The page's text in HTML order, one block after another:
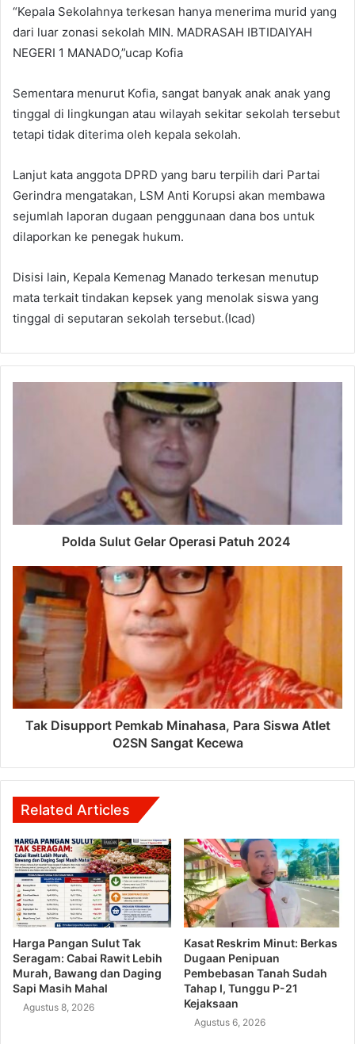
“Kepala Sekolahnya terkesan hanya menerima murid yang
dari luar zonasi sekolah MIN. MADRASAH IBTIDAIYAH
NEGERI 1 MANADO,”ucap Kofia
Sementara menurut Kofia, sangat banyak anak anak yang
tinggal di lingkungan atau wilayah sekitar sekolah tersebut
tetapi tidak diterima oleh kepala sekolah.
Lanjut kata anggota DPRD yang baru terpilih dari Partai
Gerindra mengatakan, LSM Anti Korupsi akan membawa
sejumlah laporan dugaan penggunaan dana bos untuk
dilaporkan ke penegak hukum.
Disisi lain, Kepala Kemenag Manado terkesan menutup
mata terkait tindakan kepsek yang menolak siswa yang
tinggal di seputaran sekolah tersebut.(Icad)
Polda Sulut Gelar Operasi Patuh 2024
Tak Disupport Pemkab Minahasa, Para Siswa Atlet
O2SN Sangat Kecewa
Related Articles
Harga Pangan Sulut Tak
Seragam: Cabai Rawit Lebih
Murah, Bawang dan Daging
Sapi Masih Mahal
Agustus 8, 2026
Kasat Reskrim Minut: Berkas
Dugaan Penipuan
Pembebasan Tanah Sudah
Tahap I, Tunggu P-21
Kejaksaan
Agustus 6, 2026